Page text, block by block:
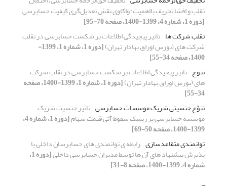
تقلب و افشا تحریف بااهمیت: واکاوی نقش تعدیل‌گری کیفیت حسابرسی
[دوره 1، شماره 4، 1399-1400، صفحه 70-95]
تقلب شرکت ها تاثیر پیچیدگی اطلاعات بر شکست حسابرسی در تقلب
شرکت های (بورس اوراق بهادار تهران) [دوره 1، شماره 1، 1399-
1400، صفحه 34-55]
تنوع تاثیر پیچیدگی اطلاعات بر شکست حسابرسی در تقلب شرکت
های (بورس اوراق بهادار تهران) [دوره 1، شماره 1، 1399-1400، صفحه
34-55]
تنوّع جنسیتی شریک موسسات حسابرسی تاثیر جنسیت شریک
موسسه حسابرسی بر ریسک سقوط آتی قیمت سهام [دوره 1، شماره 4،
1399-1400، صفحه 50-69]
توانمندی متقاعدسازی رابطه ی توانمندی های حسابرسان داخلی با
پذیرش پیشنهاد های آن ها توسط مدیران حسابرسی داخلی [دوره 1،
شماره 4، 1399-1400، صفحه 8-31]